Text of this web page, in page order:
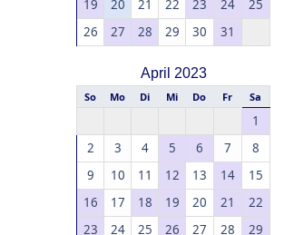
19
20 21 22 23 24
25
26
27 28 29 30 31
April 2023
So Mo Di Mi Do Fr Sa
1
2
3 4 5 6 7
8
9
10 11 12 13 14
15
16
17 18 19 20 21
22
23
24 25 26 27 28 29